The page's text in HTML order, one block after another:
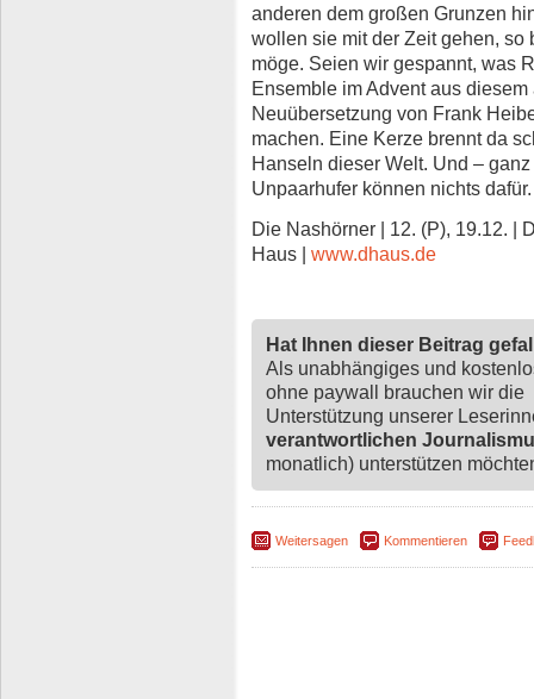
anderen dem großen Grunzen
wollen sie mit der Zeit gehen,
möge. Seien wir gespannt, was
Ensemble im Advent aus
Neuübersetzung von Frank
machen. Eine Kerze brennt da
Hanseln dieser Welt. Und –
Unpaarhufer können nichts dafür.
Die Nashörner | 12. (P), 19.12. |
Haus | www.dhaus.de
Hat Ihnen dieser Beitrag
Als unabhängiges und
ohne paywall brauchen wir die
Unterstützung unserer
verantwortlichen
monatlich) unterstützen
Weitersagen Kommentieren